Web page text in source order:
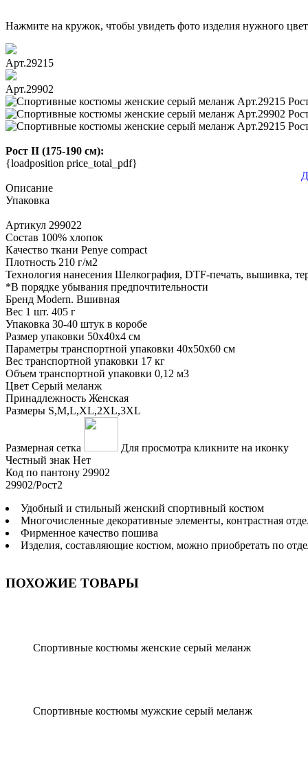
Нажмите на кружок, чтобы увидеть фото изделия нужного
Арт.29215
Арт.29902
Рост II (175-190 см):
{loadposition price_total_pdf}
Описание
Упаковка
Артикул 299022
Состав 100% хлопок
Качество ткани Penye compact
Плотность 210 г/м2
Технология нанесения Шелкография, DTF-печать, вышивка,
*В порядке убывания предпочтительности
Бренд Modern. Вшивная
Вес 1 шт. 405 г
Упаковка 30-40 штук в коробе
Размер упаковки 50х40х4 см
Параметры транспортной упаковки 40x50x60 см
Вес транспортной упаковки 17 кг
Объем транспортной упаковки 0,12 м3
Цвет Серый меланж
Принадлежность Женская
Размеры S,M,L,XL,2XL,3XL
Размерная сетка
Для просмотра кликните на иконку
Честный знак Нет
Код по пантону 29902
29902/Рост2
Удобный и стильный женский спортивный костюм
Многочисленные декоративные элементы, контрастная
Фирменное качество пошива
Изделия, составляющие костюм, можно приобретать по
ПОХОЖИЕ ТОВАРЫ
Спортивные костюмы женские серый меланж
Спортивные костюмы мужские серый меланж